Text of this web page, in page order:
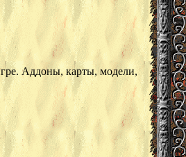
Аддоны, карты, модели,